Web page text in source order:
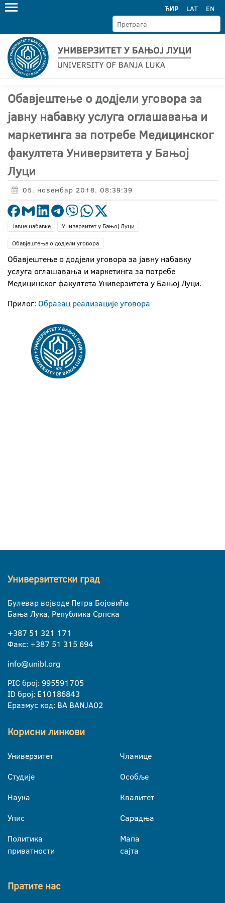
ЋИР LAT EN
Обавјештење о додјели уговора за
јавну набавку услуга оглашавања и
маркетинга за потребе Медицинског
факултета Универзитета у Бањој
Луци
05. новембар 2018. 08:39:39
Јавне набавке
Универзитет у Бањој Луци
Обавјештење о додјели уговора
Обавјештење о додјели уговора за јавну набавку
услуга оглашавања и маркетинга за потребе
Медицинског факултета Универзитета у Бањој Луци.
Прилог: Образац реализације уговора
Универзитетски град
Булевар војводе Петра Бојовића
Бања Лука, Република Српска
+387 51 321 171
Факс: +387 51 315 694
info@unibl.org
PIC број: 995591705
ID број: E10186843
Еразмус код: BA BANJA02
Корисни линкови
Универзитет
Студије
Наука
Упис
Политика
приватности
Чланице
Особље
Квалитет
Сарадња
Мапа
сајта
Пратите нас